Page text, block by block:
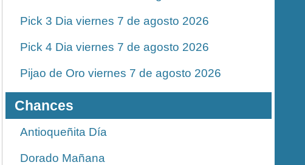
Pick 3 Dia viernes 7 de agosto 2026
Pick 4 Dia viernes 7 de agosto 2026
Pijao de Oro viernes 7 de agosto 2026
Chances
Antioqueñita Día
Dorado Mañana